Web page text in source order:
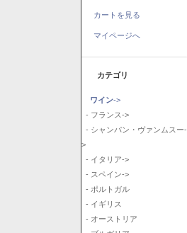
カートを見る
マイページへ
カテゴリ
ワイン->
- フランス->
- シャンパン・ヴァンムスー-
>
- イタリア->
- スペイン->
- ポルトガル
- イギリス
- オーストリア